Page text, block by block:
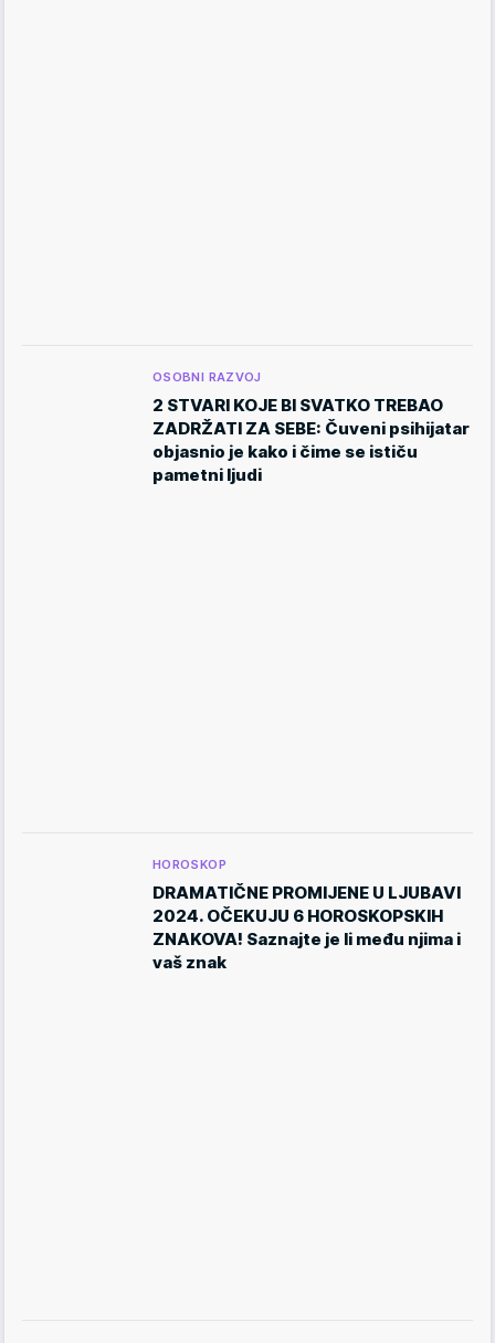
OSOBNI RAZVOJ
2 STVARI KOJE BI SVATKO TREBAO
ZADRŽATI ZA SEBE: Čuveni psihijatar
objasnio je kako i čime se ističu
pametni ljudi
HOROSKOP
DRAMATIČNE PROMIJENE U LJUBAVI
2024. OČEKUJU 6 HOROSKOPSKIH
ZNAKOVA! Saznajte je li među njima i
vaš znak